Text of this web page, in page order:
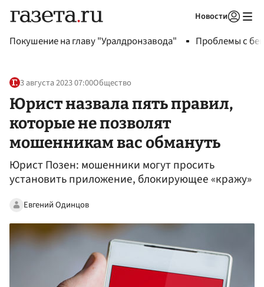
Новости
Покушение на главу "Уралдронзавода" Проблемы с
3 августа 2023 07:00Общество
Юрист назвала пять правил,
которые не позволят
мошенникам вас обмануть
Юрист Позен: мошенники могут просить
установить приложение, блокирующее «кражу»
Евгений Одинцов